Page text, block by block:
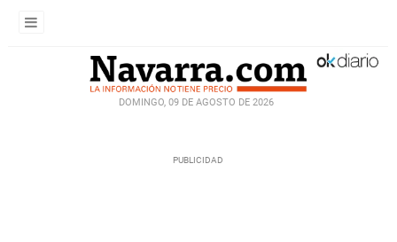
DOMINGO, 09 DE AGOSTO DE 2026